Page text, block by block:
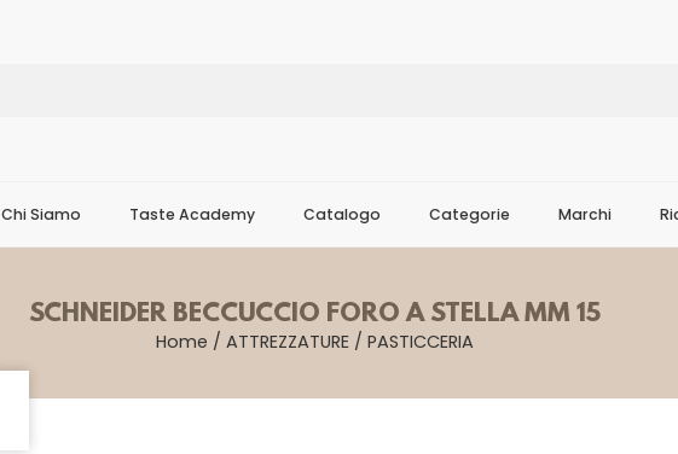
Chi Siamo Taste Academy Catalogo Categorie Marchi
SCHNEIDER BECCUCCIO FORO A STELLA MM 15
Home / ATTREZZATURE/ PASTICCERIA